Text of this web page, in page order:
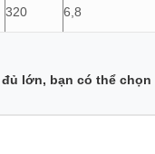
320 6,8
lớn, bạn có thể chọn